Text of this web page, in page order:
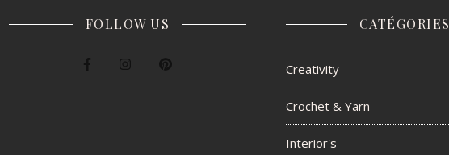
FOLLOW US CATÉGORIES
Creativity
Crochet & Yarn
Interior's